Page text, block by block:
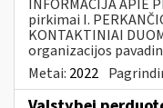
INFORMACIJA APIE
pirkimai I.
KONTAKTINIAI
organizacijos
Metai: 2022